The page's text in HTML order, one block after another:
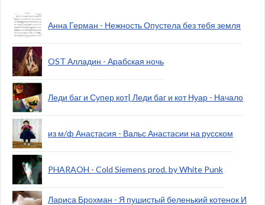
Анна Герман - Нежность Опустела без тебя земля
OST Алладин - Арабская ночь
Леди баг и Супер кот| Леди баг и кот Нуар - Начало
из м/ф Анастасия - Вальс Анастасии на русском
PHARAOH - Cold Siemens prod. by White Punk
Лариса Брохман - Я пушистый беленький котенок И